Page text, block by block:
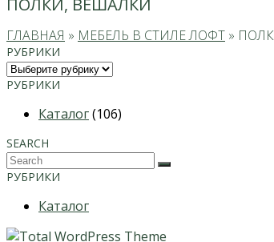
ПОЛКИ, ВЕШАЛКИ
ГЛАВНАЯ » МЕБЕЛЬ В СТИЛЕ ЛОФТ »
РУБРИКИ
Рубрики
РУБРИКИ
Каталог(106)
SEARCH
Search
Submit
РУБРИКИ
Каталог